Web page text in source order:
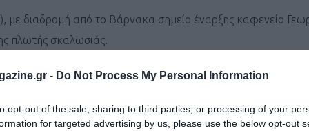
- Do Not Process My Personal Information
opt-out of the sale, sharing to third parties, or processing of your
for targeted advertising by us, please use the below opt-out
με διαδρομή από το Βάρνακα σημείο έναρξης καφενείο
πλωτής σκαλωσιάς.
όριο τερματισμού 60 λεπτά (έως τις 20:00).